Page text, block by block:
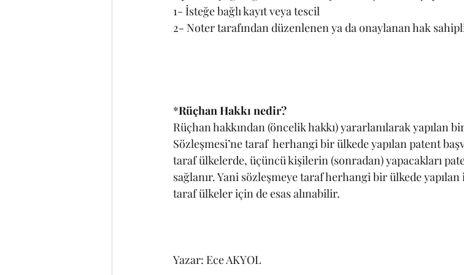
1- İsteğe bağlı kayıt veya tescil
2- Noter tarafından düzenlenen ya da onaylanan hak
*Rüçhan Hakkı nedir?
Rüçhan hakkından (öncelik hakkı) yararlanılarak yapılan
Sözleşmesi’ne taraf  herhangi bir ülkede yapılan patent
taraf ülkelerde, üçüncü kişilerin (sonradan) yapacakları
sağlanır. Yani sözleşmeye taraf herhangi bir ülkede
taraf ülkeler için de esas alınabilir.
Yazar: Ece AKYOL